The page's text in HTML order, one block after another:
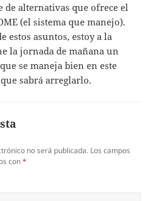
de alternativas que ofrece el
(el sistema que manejo).
estos asuntos, estoy a la
la jornada de mañana un
se maneja bien en este
sabrá arreglarlo.
no será publicada. Los campos
con*